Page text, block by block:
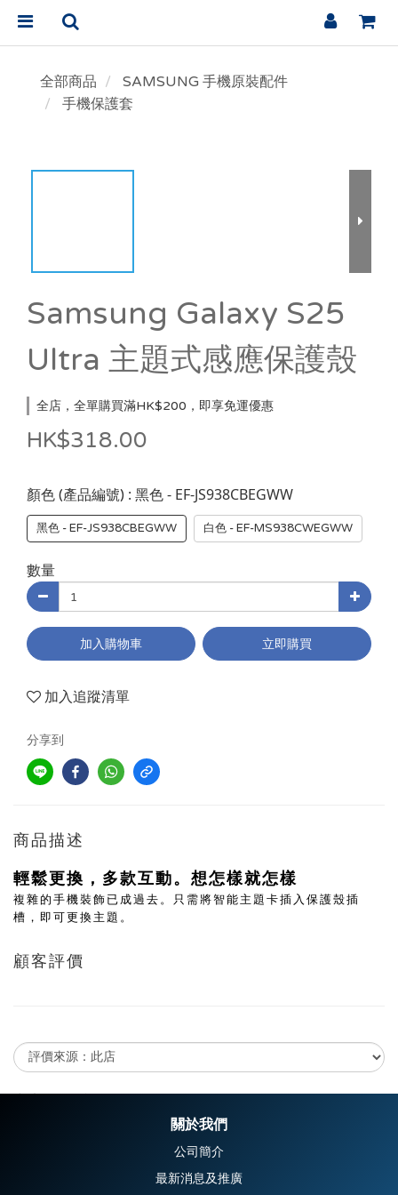
全部商品
SAMSUNG 手機原裝配件
手機保護套
Samsung Galaxy S25
Ultra 主題式感應保護殼
全店，全單購買滿HK$200，即享免運優惠
HK$318.00
顏色 (產品編號) : 黑色 - EF-JS938CBEGWW
黑色 - EF-JS938CBEGWW 白色 - EF-MS938CWEGWW
數量
加入購物車 立即購買
加入追蹤清單
分享到
商品描述
輕鬆更換，多款互動。想怎樣就怎樣
複雜的手機裝飾已成過去。只需將智能主題卡插入保護殼插
槽，即可更換主題。
顧客評價
關於我們
公司簡介
最新消息及推廣